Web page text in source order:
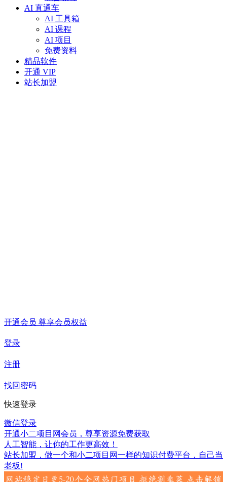
AI 直通车
AI 工具箱
AI 课程
AI 项目
免费资料
精品软件
开通 VIP
站长加盟
开通会员 尊享会员权益
登录
注册
找回密码
快速登录
微信登录
开通小二项目网会员，尊享资源免费获取
人工智能，让你的工作更高效！
站长加盟，做一个和小二项目网一样的知识付费平台，自己当
老板!